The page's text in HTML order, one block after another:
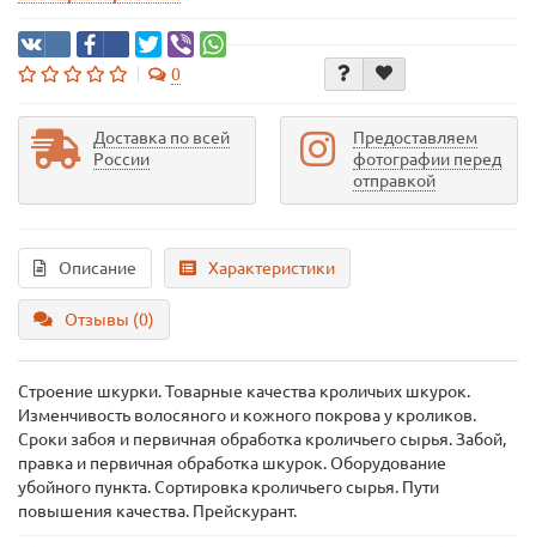
0
Доставка по всей
России
Предоставляем
фотографии перед
отправкой
Описание Характеристики
Отзывы (0)
Строение шкурки. Товарные качества кроличьих шкурок.
Изменчивость волосяного и кожного покрова у кроликов.
Сроки забоя и первичная обработка кроличьего сырья. Забой,
правка и первичная обработка шкурок. Оборудование
убойного пункта. Сортировка кроличьего сырья. Пути
повышения качества. Прейскурант.